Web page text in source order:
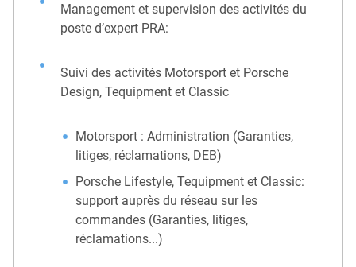
Management et supervision des activités du
poste d’expert PRA:
Suivi des activités Motorsport et Porsche
Design, Tequipment et Classic
Motorsport : Administration (Garanties,
litiges, réclamations, DEB)
Porsche Lifestyle, Tequipment et Classic:
support auprès du réseau sur les
commandes (Garanties, litiges,
réclamations...)